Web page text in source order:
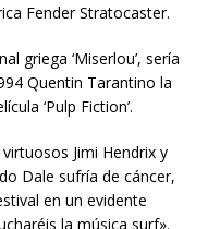
Fender Stratocaster.
griega ‘Miserlou’, sería
Quentin Tarantino la
‘Pulp Fiction’.
Jimi Hendrix y
Dale sufría de cáncer,
en un evidente
la música surf».